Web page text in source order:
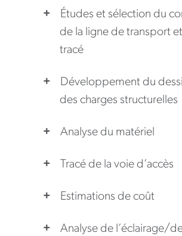
Études et sélection du
de la ligne de transport
tracé
Développement du
des charges structurelles
Analyse du matériel
Tracé de la voie d’accès
Estimations de coût
Analyse de l’éclairage/